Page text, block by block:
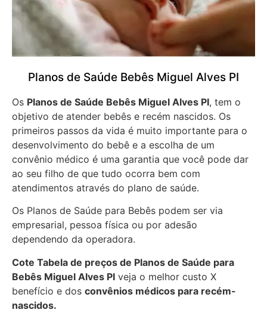
Planos de Saúde Bebês Miguel Alves PI
Os Planos de Saúde Bebês Miguel Alves PI, tem o
objetivo de atender bebês e recém nascidos. Os
primeiros passos da vida é muito importante para o
desenvolvimento do bebê e a escolha de um
convênio médico é uma garantia que você pode dar
ao seu filho de que tudo ocorra bem com
atendimentos através do plano de saúde.
Os Planos de Saúde para Bebês podem ser via
empresarial, pessoa física ou por adesão
dependendo da operadora.
Cote Tabela de preços de Planos de Saúde para
Bebês Miguel Alves PI veja o melhor custo X
benefício e dos convênios médicos para recém-
nascidos.